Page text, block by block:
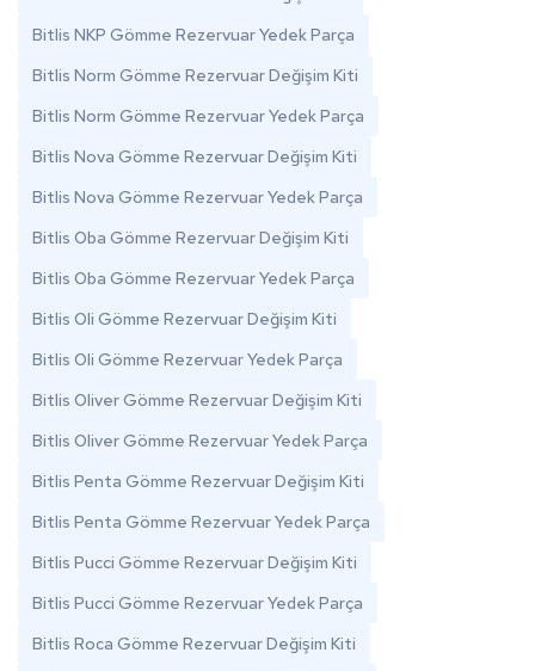
Bitlis NKP Gömme Rezervuar Yedek Parça
Bitlis Norm Gömme Rezervuar Değişim Kiti
Bitlis Norm Gömme Rezervuar Yedek Parça
Bitlis Nova Gömme Rezervuar Değişim Kiti
Bitlis Nova Gömme Rezervuar Yedek Parça
Bitlis Oba Gömme Rezervuar Değişim Kiti
Bitlis Oba Gömme Rezervuar Yedek Parça
Bitlis Oli Gömme Rezervuar Değişim Kiti
Bitlis Oli Gömme Rezervuar Yedek Parça
Bitlis Oliver Gömme Rezervuar Değişim Kiti
Bitlis Oliver Gömme Rezervuar Yedek Parça
Bitlis Penta Gömme Rezervuar Değişim Kiti
Bitlis Penta Gömme Rezervuar Yedek Parça
Bitlis Pucci Gömme Rezervuar Değişim Kiti
Bitlis Pucci Gömme Rezervuar Yedek Parça
Bitlis Roca Gömme Rezervuar Değişim Kiti